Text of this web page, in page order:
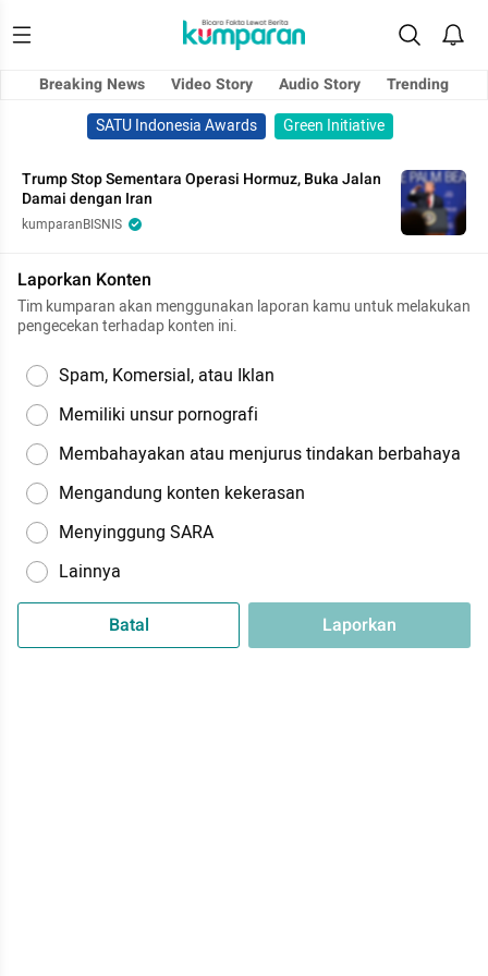
Breaking News Video Story Audio Story
Trending
SATU Indonesia Awards
Green Initiative
Trump Stop Sementara Operasi Hormuz, Buka Jalan
Damai dengan Iran
kumparanBISNIS
Laporkan Konten
Tim kumparan akan menggunakan laporan kamu untuk melakukan
pengecekan terhadap konten ini.
Spam, Komersial, atau Iklan
Memiliki unsur pornografi
Membahayakan atau menjurus tindakan berbahaya
Mengandung konten kekerasan
Menyinggung SARA
Lainnya
Batal Laporkan